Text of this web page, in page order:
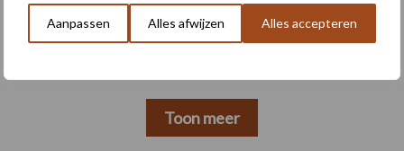
Aanpassen Alles afwijzen Alles accepteren
Machines Duurzaamheid
Toon meer